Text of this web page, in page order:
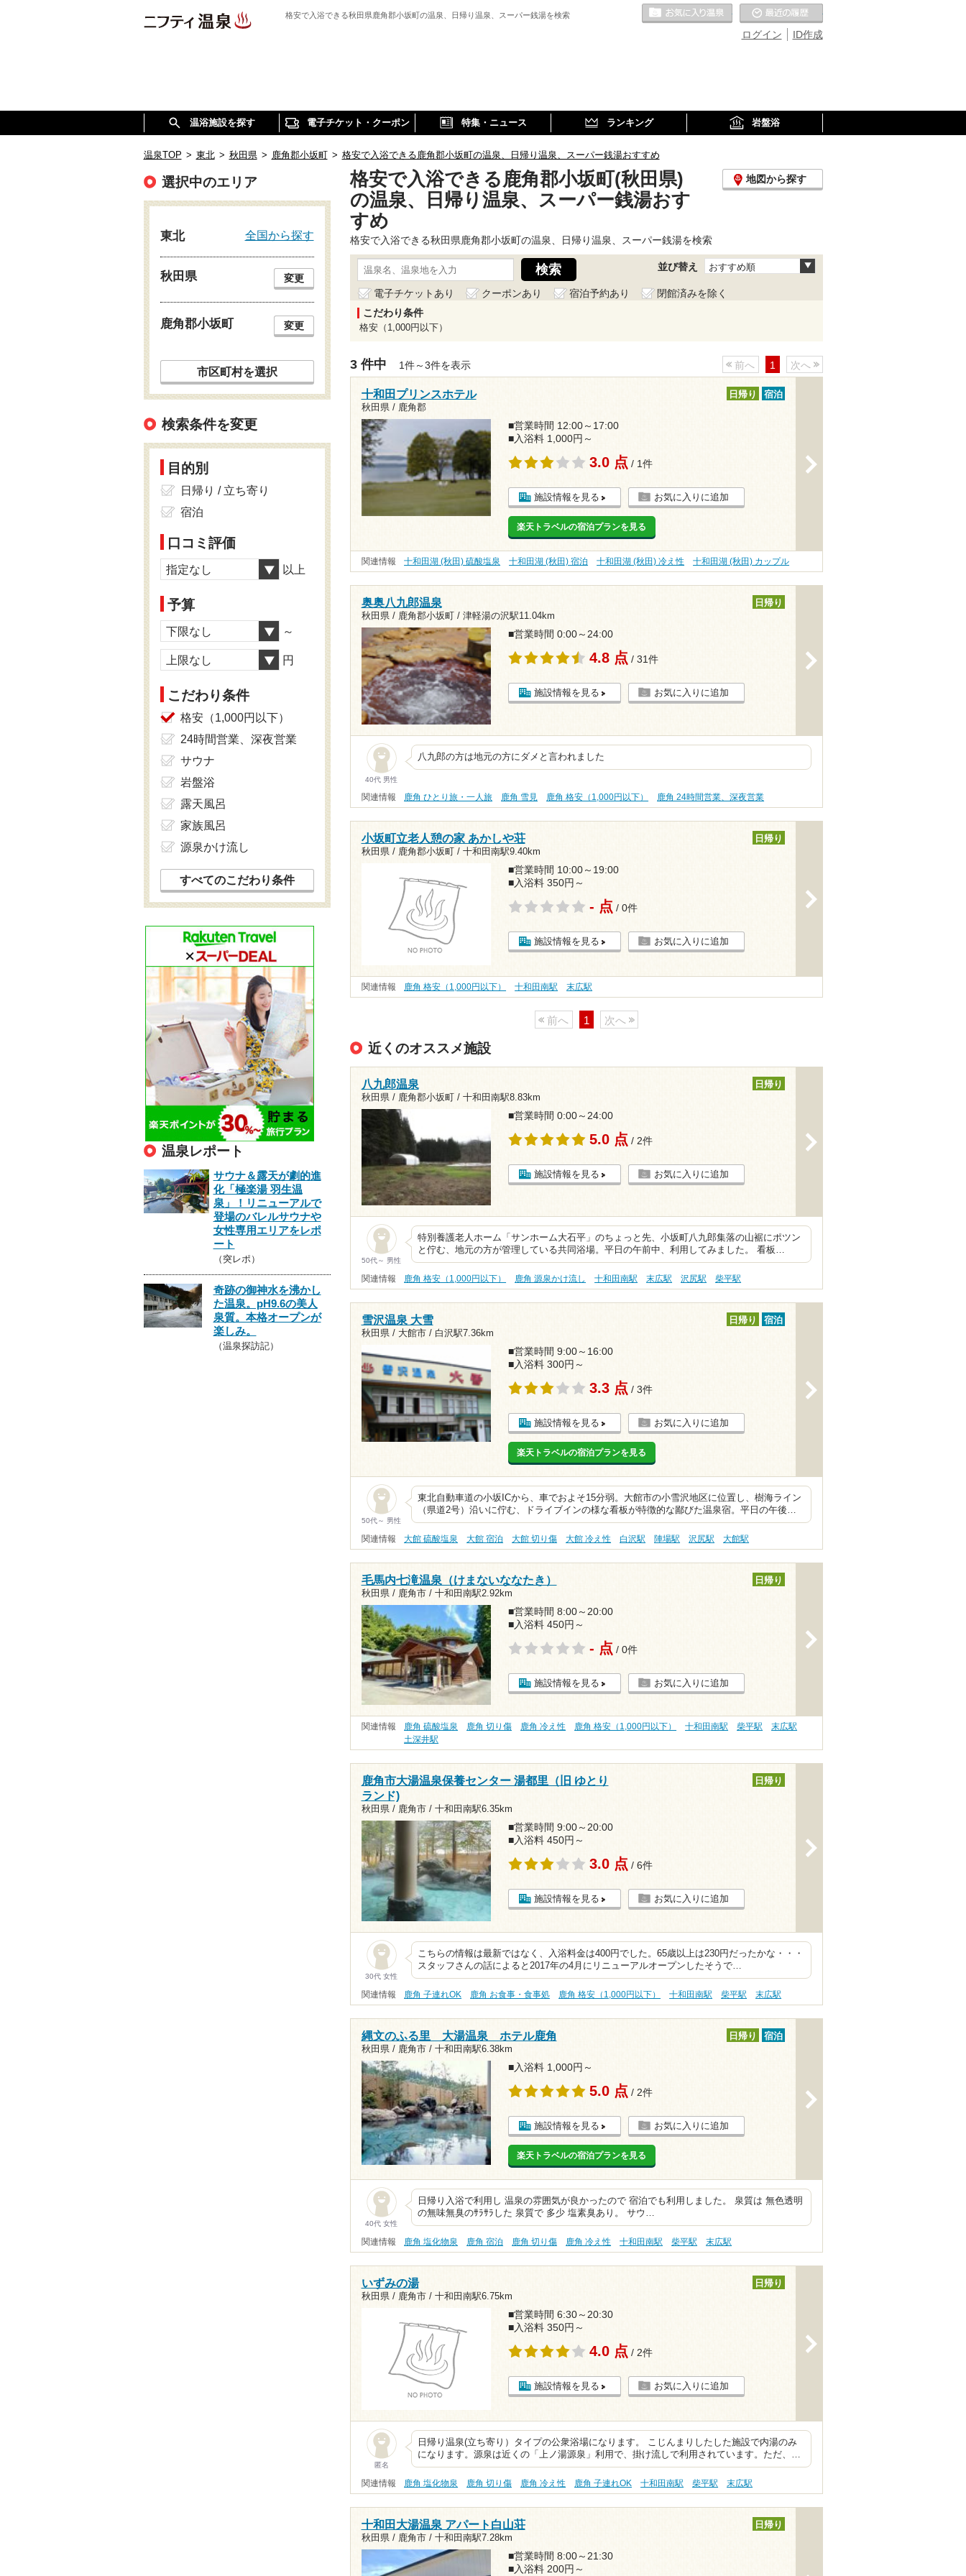
格安で入浴できる秋田県鹿角郡小坂町の温泉、日帰り温泉、スーパー銭湯を検索
ID作成
ログイン
お気に入りの温泉
温浴施設を探す 電子チケット・クーポン 特集・ニュース ランキング 岩盤浴
温泉TOP > 東北 > 秋田県 > 鹿角郡小坂町 > 格安で入浴できる鹿角郡小坂町の温泉、日帰り温泉、スーパー銭湯おすすめ
格安で入浴できる鹿角郡小坂町(秋田県)
の温泉、日帰り温泉、スーパー銭湯おす
すめ
地図から探す
格安で入浴できる秋田県鹿角郡小坂町の温泉、日帰り温泉、スーパー銭湯を検索
並び替え おすすめ順
電子チケットあり クーポンあり 宿泊予約あり
閉館済みを除く
こだわり条件
格安（1,000円以下）
3 件中 1件～3件を表示 前へ 1 次へ
十和田プリンスホテル
秋田県 / 鹿角郡
日帰り 宿泊
■営業時間 12:00～17:00
■入浴料 1,000円～
3.0 点 / 1件
施設情報を見る お気に入りに追加
楽天トラベルの宿泊プランを見る
関連情報 十和田湖 (秋田) 硫酸塩泉 十和田湖 (秋田) 宿泊 十和田湖 (秋田) 冷え性 十和田湖 (秋田) カップル
奥奥八九郎温泉
秋田県 / 鹿角郡小坂町 / 津軽湯の沢駅11.04km
日帰り
■営業時間 0:00～24:00
4.8 点 / 31件
施設情報を見る お気に入りに追加
40代 男性
八九郎の方は地元の方にダメと言われました
関連情報 鹿角 ひとり旅・一人旅 鹿角 雪見 鹿角 格安（1,000円以下） 鹿角 24時間営業、深夜営業
小坂町立老人憩の家 あかしや荘
秋田県 / 鹿角郡小坂町 / 十和田南駅9.40km
日帰り
■営業時間 10:00～19:00
■入浴料 350円～
- 点 / 0件
施設情報を見る お気に入りに追加
関連情報 鹿角 格安（1,000円以下） 十和田南駅 末広駅
前へ 1 次へ
近くのオススメ施設
八九郎温泉
秋田県 / 鹿角郡小坂町 / 十和田南駅8.83km
日帰り
■営業時間 0:00～24:00
5.0 点 / 2件
施設情報を見る お気に入りに追加
50代～ 男性
特別養護老人ホーム「サンホーム大石平」のちょっと先、小坂町八九郎集落の山裾にポツン
と佇む、地元の方が管理している共同浴場。平日の午前中、利用してみました。 看板…
関連情報 鹿角 格安（1,000円以下） 鹿角 源泉かけ流し 十和田南駅 末広駅 沢尻駅 柴平駅
雪沢温泉 大雪
秋田県 / 大館市 / 白沢駅7.36km
日帰り 宿泊
■営業時間 9:00～16:00
■入浴料 300円～
3.3 点 / 3件
施設情報を見る お気に入りに追加
楽天トラベルの宿泊プランを見る
50代～ 男性
東北自動車道の小坂ICから、車でおよそ15分弱。大館市の小雪沢地区に位置し、樹海ライン
（県道2号）沿いに佇む、ドライブインの様な看板が特徴的な鄙びた温泉宿。平日の午後…
関連情報 大館 硫酸塩泉 大館 宿泊 大館 切り傷 大館 冷え性 白沢駅 陣場駅 沢尻駅 大館駅
毛馬内七滝温泉（けまないななたき）
秋田県 / 鹿角市 / 十和田南駅2.92km
日帰り
■営業時間 8:00～20:00
■入浴料 450円～
- 点 / 0件
施設情報を見る お気に入りに追加
関連情報 鹿角 硫酸塩泉 鹿角 切り傷 鹿角 冷え性 鹿角 格安（1,000円以下） 十和田南駅 柴平駅
末広駅
土深井駅
鹿角市大湯温泉保養センター 湯都里（旧 ゆとり
ランド)
秋田県 / 鹿角市 / 十和田南駅6.35km
日帰り
■営業時間 9:00～20:00
■入浴料 450円～
3.0 点 / 6件
施設情報を見る お気に入りに追加
30代 女性
こちらの情報は最新ではなく、入浴料金は400円でした。65歳以上は230円だったかな・・・
スタッフさんの話によると2017年の4月にリニューアルオープンしたそうで…
関連情報 鹿角 子連れOK 鹿角 お食事・食事処 鹿角 格安（1,000円以下） 十和田南駅 柴平駅 末広駅
縄文のふる里 大湯温泉 ホテル鹿角
秋田県 / 鹿角市 / 十和田南駅6.38km
日帰り 宿泊
■入浴料 1,000円～
5.0 点 / 2件
施設情報を見る お気に入りに追加
楽天トラベルの宿泊プランを見る
40代 女性
日帰り入浴で利用し 温泉の雰囲気が良かったので 宿泊でも利用しました。 泉質は 無色透明
の無味無臭のｻﾗｻﾗした 泉質で 多少 塩素臭あり。 サウ…
関連情報 鹿角 塩化物泉 鹿角 宿泊 鹿角 切り傷 鹿角 冷え性 十和田南駅 柴平駅 末広駅
いずみの湯
秋田県 / 鹿角市 / 十和田南駅6.75km
日帰り
■営業時間 6:30～20:30
■入浴料 350円～
4.0 点 / 2件
施設情報を見る お気に入りに追加
匿名
日帰り温泉(立ち寄り）タイプの公衆浴場になります。 こじんまりしたした施設で内湯のみ
になります。源泉は近くの「上ノ湯源泉」利用で、掛け流しで利用されています。ただ、…
関連情報 鹿角 塩化物泉 鹿角 切り傷 鹿角 冷え性 鹿角 子連れOK 十和田南駅 柴平駅 末広駅
十和田大湯温泉 アパート白山荘
秋田県 / 鹿角市 / 十和田南駅7.28km
日帰り
■営業時間 8:00～21:30
■入浴料 200円～
選択中のエリア
東北 全国から探す
秋田県 変更
鹿角郡小坂町 変更
市区町村を選択
検索条件を変更
目的別
日帰り / 立ち寄り
宿泊
口コミ評価
指定なし 以上
予算
下限なし ～
上限なし 円
こだわり条件
格安（1,000円以下）
24時間営業、深夜営業
サウナ
岩盤浴
露天風呂
家族風呂
源泉かけ流し
すべてのこだわり条件
温泉レポート
サウナ＆露天が劇的進
化「極楽湯 羽生温
泉」！リニューアルで
登場のバレルサウナや
女性専用エリアをレポ
ート
（突レポ）
奇跡の御神水を沸かし
た温泉。pH9.6の美人
泉質。本格オープンが
楽しみ。
（温泉探訪記）